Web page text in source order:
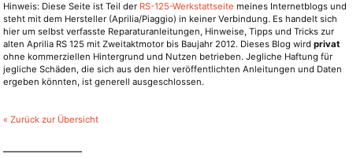
Hinweis: Diese Seite ist Teil der RS-125-Werkstattseite meines Internetblogs und
steht mit dem Hersteller (Aprilia/Piaggio) in keiner Verbindung. Es handelt sich
hier um selbst verfasste Reparaturanleitungen, Hinweise, Tipps und Tricks zur
alten Aprilia RS 125 mit Zweitaktmotor bis Baujahr 2012. Dieses Blog wird privat
ohne kommerziellen Hintergrund und Nutzen betrieben. Jegliche Haftung für
jegliche Schäden, die sich aus den hier veröffentlichten Anleitungen und Daten
ergeben könnten, ist generell ausgeschlossen.
« Zurück zur Übersicht